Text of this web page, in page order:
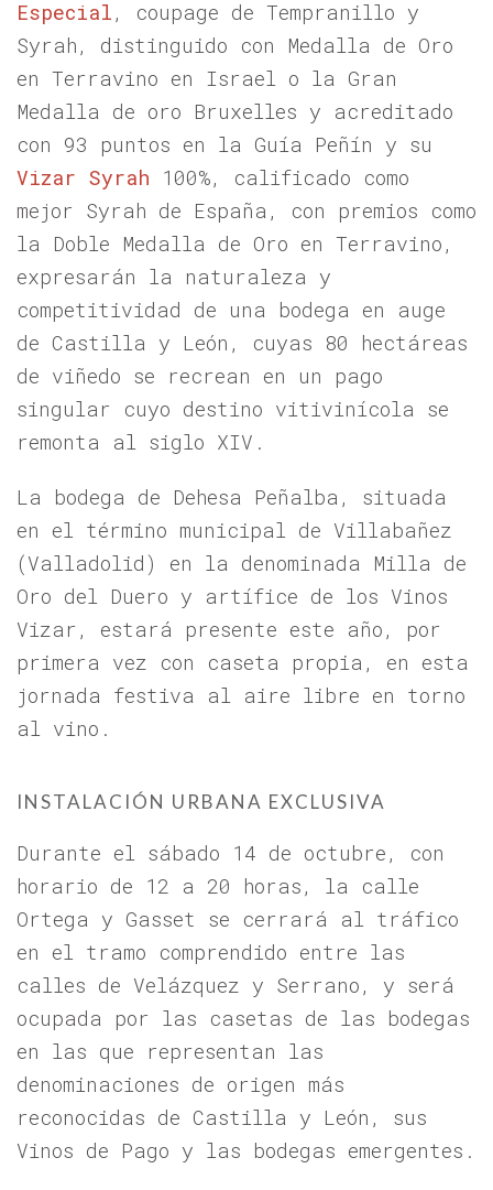
Especial , coupage de Tempranillo y
Syrah, distinguido con Medalla de Oro
en Terravino en Israel o la Gran
Medalla de oro Bruxelles y acreditado
con 93 puntos en la Guía Peñín y su
Vizar Syrah 100%, calificado como
mejor Syrah de España, con premios como
la Doble Medalla de Oro en Terravino,
expresarán la naturaleza y
competitividad de una bodega en auge
de Castilla y León, cuyas 80 hectáreas
de viñedo se recrean en un pago
singular cuyo destino vitivinícola se
remonta al siglo XIV.
La bodega de Dehesa Peñalba, situada
en el término municipal de Villabañez
(Valladolid) en la denominada Milla de
Oro del Duero y artífice de los Vinos
Vizar, estará presente este año, por
primera vez con caseta propia, en esta
jornada festiva al aire libre en torno
al vino.
INSTALACIÓN URBANA EXCLUSIVA
Durante el sábado 14 de octubre, con
horario de 12 a 20 horas, la calle
Ortega y Gasset se cerrará al tráfico
en el tramo comprendido entre las
calles de Velázquez y Serrano, y será
ocupada por las casetas de las bodegas
en las que representan las
denominaciones de origen más
reconocidas de Castilla y León, sus
Vinos de Pago y las bodegas emergentes.